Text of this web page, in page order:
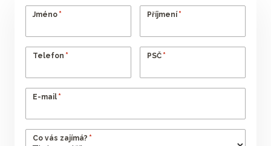
Jméno * Příjmení *
Telefon * PSČ *
E-mail *
Co vás zajímá? *